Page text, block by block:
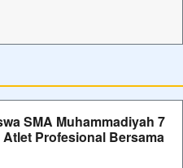
SMA Muhammadiyah 7
Profesional Bersama